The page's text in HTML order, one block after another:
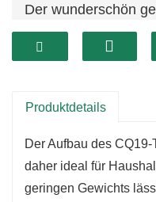
Der wunderschön
CQ19-T008-90B
der perfekte
und eignet sich
üppigen grünen
Hintergrund für
Produktdetails
Der Aufbau des
daher ideal für
geringen Gewichts